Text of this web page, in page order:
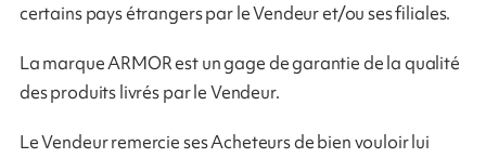
certains pays étrangers par le Vendeur et/ou ses filiales.
La marque ARMOR est un gage de garantie de la qualité
des produits livrés par le Vendeur.
Le Vendeur remercie ses Acheteurs de bien vouloir lui